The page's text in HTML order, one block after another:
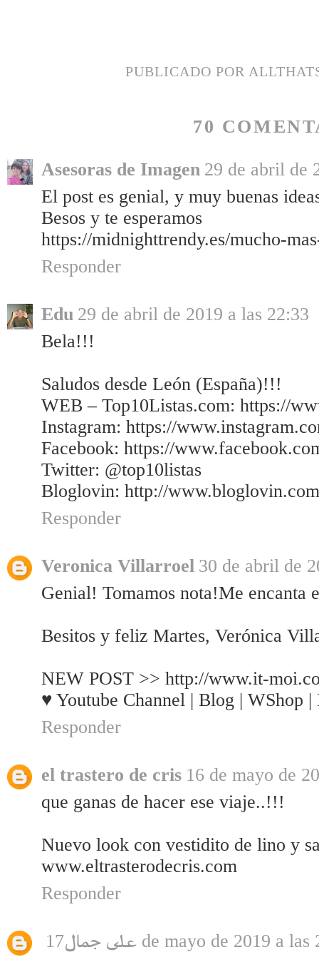
PUBLICADO POR
70
Asesoras de Imagen 29 de abril de
El post es genial, y muy buenas
Besos y te esperamos
https://midnighttrendy.es/mucho-
Responder
Edu 29 de abril de 2019 a las 22:33
Bela!!!
Saludos desde León (España)!!!
WEB – Top10Listas.com: https://
Instagram: https://
Facebook: https://
Twitter: @top10listas
Bloglovin: http://
Responder
Veronica Villarroel 30 de abril de
Genial! Tomamos nota!Me encanta
Besitos y feliz Martes, Verónica
NEW POST >> http://www.it-
♥ Youtube Channel | Blog | WShop
Responder
el trastero de cris 16 de mayo de
que ganas de hacer ese viaje..!!!
Nuevo look con vestidito de lino y
www.eltrasterodecris.com
Responder
على جمال 17 de mayo de 2019 a las